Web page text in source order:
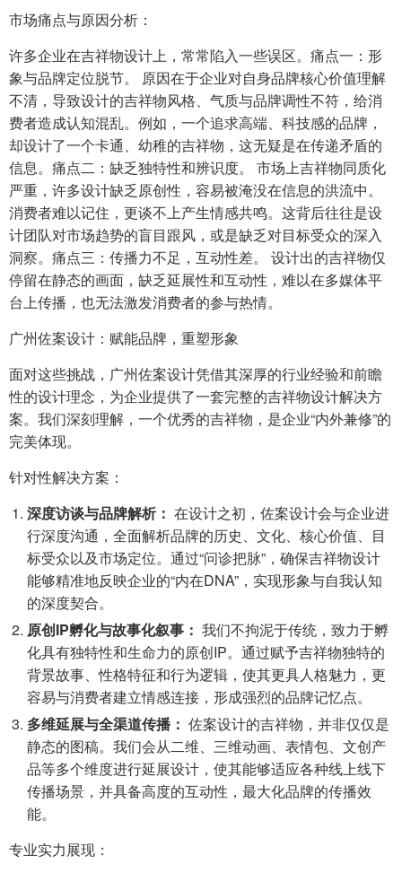
市场痛点与原因分析：
许多企业在吉祥物设计上，常常陷入一些误区。痛点一：形
象与品牌定位脱节。 原因在于企业对自身品牌核心价值理解
不清，导致设计的吉祥物风格、气质与品牌调性不符，给消
费者造成认知混乱。例如，一个追求高端、科技感的品牌，
却设计了一个卡通、幼稚的吉祥物，这无疑是在传递矛盾的
信息。痛点二：缺乏独特性和辨识度。 市场上吉祥物同质化
严重，许多设计缺乏原创性，容易被淹没在信息的洪流中。
消费者难以记住，更谈不上产生情感共鸣。这背后往往是设
计团队对市场趋势的盲目跟风，或是缺乏对目标受众的深入
洞察。痛点三：传播力不足，互动性差。 设计出的吉祥物仅
停留在静态的画面，缺乏延展性和互动性，难以在多媒体平
台上传播，也无法激发消费者的参与热情。
广州佐案设计：赋能品牌，重塑形象
面对这些挑战，广州佐案设计凭借其深厚的行业经验和前瞻
性的设计理念，为企业提供了一套完整的吉祥物设计解决方
案。我们深刻理解，一个优秀的吉祥物，是企业“内外兼修”的
完美体现。
针对性解决方案：
深度访谈与品牌解析： 在设计之初，佐案设计会与企业进
行深度沟通，全面解析品牌的历史、文化、核心价值、目
标受众以及市场定位。通过“问诊把脉”，确保吉祥物设计
能够精准地反映企业的“内在DNA”，实现形象与自我认知
的深度契合。
原创IP孵化与故事化叙事： 我们不拘泥于传统，致力于孵
化具有独特性和生命力的原创IP。通过赋予吉祥物独特的
背景故事、性格特征和行为逻辑，使其更具人格魅力，更
容易与消费者建立情感连接，形成强烈的品牌记忆点。
多维延展与全渠道传播： 佐案设计的吉祥物，并非仅仅是
静态的图稿。我们会从二维、三维动画、表情包、文创产
品等多个维度进行延展设计，使其能够适应各种线上线下
传播场景，并具备高度的互动性，最大化品牌的传播效
能。
专业实力展现：